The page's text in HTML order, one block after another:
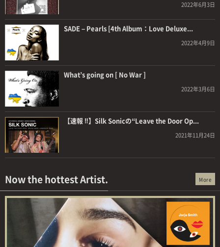
2022年6月3日
SADE – Pearls [4th Album：Love Deluxe...
2022年4月9日
What’s going on [ No War ]
2022年3月6日
【速報 ‼】Silk Sonicの“Leave the Door Op...
2021年11月24日
Now the hottest Artist. More